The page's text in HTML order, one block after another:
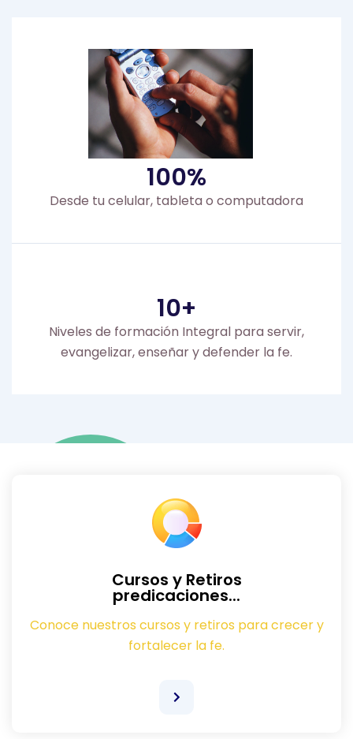
100%
Desde tu celular, tableta o computadora
10+
Niveles de formación Integral para servir,
evangelizar, enseñar y defender la fe.
Cursos y Retiros
predicaciones...
Conoce nuestros cursos y retiros para crecer y
fortalecer la fe.